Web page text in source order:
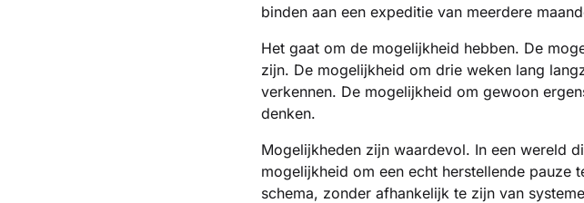
binden aan een expeditie van meerdere
Het gaat om de mogelijkheid hebben. De
zijn. De mogelijkheid om drie weken lang
verkennen. De mogelijkheid om gewoon
denken.
Mogelijkheden zijn waardevol. In een wereld
mogelijkheid om een echt herstellende
schema, zonder afhankelijk te zijn van